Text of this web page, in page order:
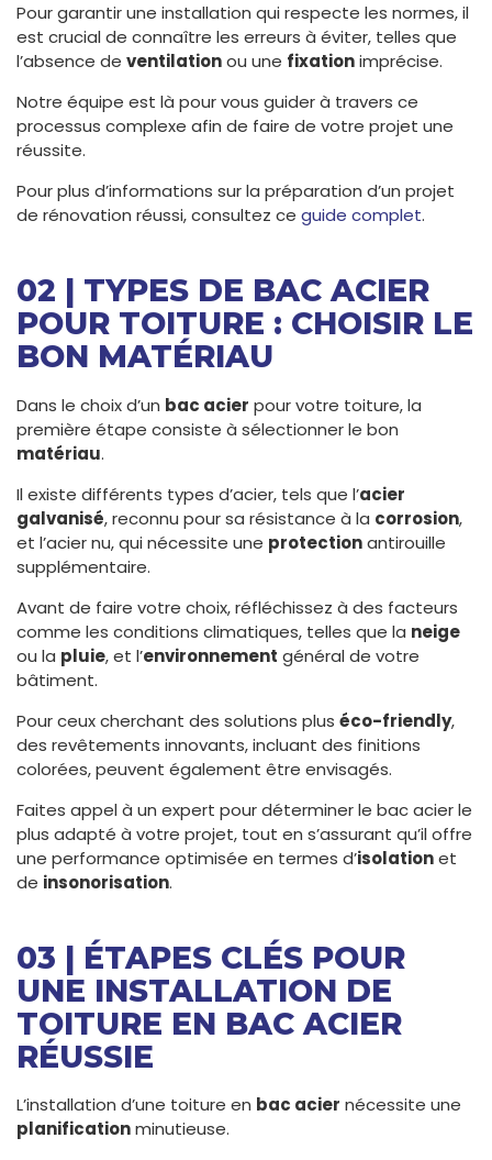
Pour garantir une installation qui respecte les normes, il
est crucial de connaître les erreurs à éviter, telles que
l’absence de ventilationou une fixationimprécise.
Notre équipe est là pour vous guider à travers ce
processus complexe afin de faire de votre projet une
réussite.
Pour plus d’informations sur la préparation d’un projet
de rénovation réussi, consultez ce guide complet.
02 | TYPES DE BAC ACIER
POUR TOITURE : CHOISIR LE
BON MATÉRIAU
Dans le choix d’un bac acier pour votre toiture, la
première étape consiste à sélectionner le bon
matériau.
Il existe différents types d’acier, tels que l’acier
galvanisé, reconnu pour sa résistance à la corrosion,
et l’acier nu, qui nécessite une protectionantirouille
supplémentaire.
Avant de faire votre choix, réfléchissez à des facteurs
comme les conditions climatiques, telles que la neige
ou la pluie, et l’environnement général de votre
bâtiment.
Pour ceux cherchant des solutions plus éco-friendly,
des revêtements innovants, incluant des finitions
colorées, peuvent également être envisagés.
Faites appel à un expert pour déterminer le bac acier le
plus adapté à votre projet, tout en s’assurant qu’il offre
une performance optimisée en termes d’isolationet
de insonorisation.
03 | ÉTAPES CLÉS POUR
UNE INSTALLATION DE
TOITURE EN BAC ACIER
RÉUSSIE
L’installation d’une toiture en bac acier nécessite une
planificationminutieuse.